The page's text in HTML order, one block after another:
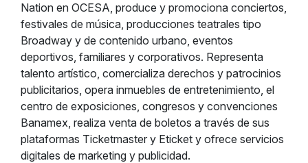
Nation en OCESA, produce y promociona conciertos,
festivales de música, producciones teatrales tipo
Broadway y de contenido urbano, eventos
deportivos, familiares y corporativos. Representa
talento artístico, comercializa derechos y patrocinios
publicitarios, opera inmuebles de entretenimiento, el
centro de exposiciones, congresos y convenciones
Banamex, realiza venta de boletos a través de sus
plataformas Ticketmaster y Eticket y ofrece servicios
digitales de marketing y publicidad.